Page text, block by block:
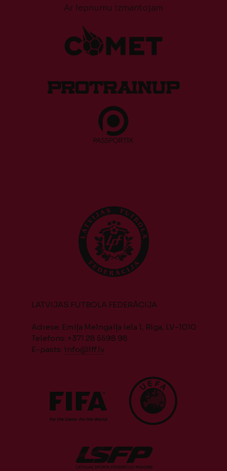
Ar lepnumu izmantojam
LATVIJAS FUTBOLA FEDERĀCIJA
Adrese: Emiļa Melngaiļa iela 1, Rīga, LV-1010
Telefons: +371 28 5598 98
E-pasts: info@lff.lv